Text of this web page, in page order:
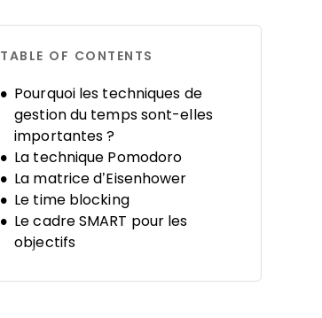
TABLE OF CONTENTS
Pourquoi les techniques de
gestion du temps sont-elles
importantes ?
La technique Pomodoro
La matrice d’Eisenhower
Le time blocking
Le cadre SMART pour les
objectifs
Le traitement par lots